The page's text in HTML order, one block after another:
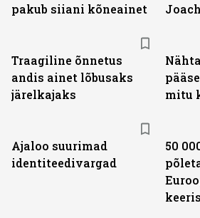
pakub siiani kõneainet
Traagiline õnnetus
andis ainet lõbusaks
järelkajaks
mitu
Ajaloo suurimad
identiteedivargad
50